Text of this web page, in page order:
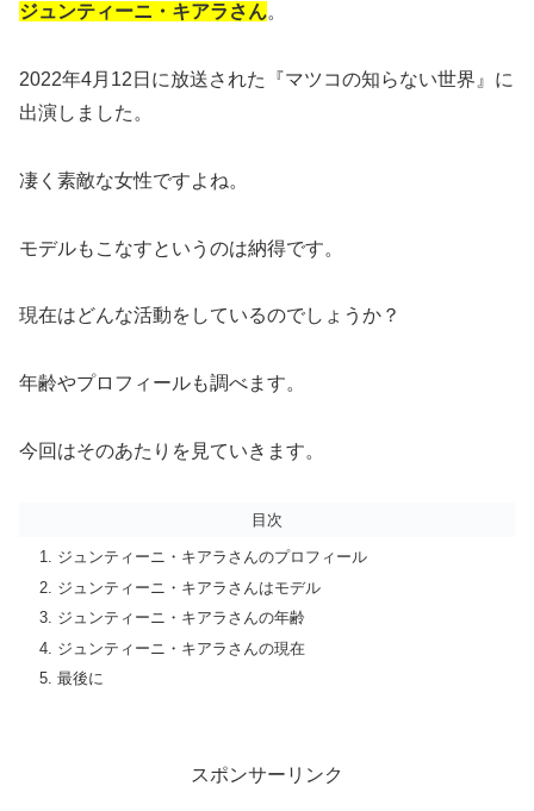
ジュンティーニ・キアラさん。
2022年4月12日に放送された『マツコの知らない世界』に
出演しました。
凄く素敵な女性ですよね。
モデルもこなすというのは納得です。
現在はどんな活動をしているのでしょうか？
年齢やプロフィールも調べます。
今回はそのあたりを見ていきます。
目次
ジュンティーニ・キアラさんのプロフィール
ジュンティーニ・キアラさんはモデル
ジュンティーニ・キアラさんの年齢
ジュンティーニ・キアラさんの現在
最後に
スポンサーリンク